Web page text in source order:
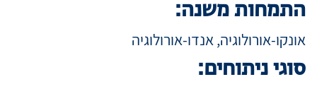
התמחות משנה:
אונקו-אורולוגיה, אנדו-אורולוגיה
סוגי ניתוחים: